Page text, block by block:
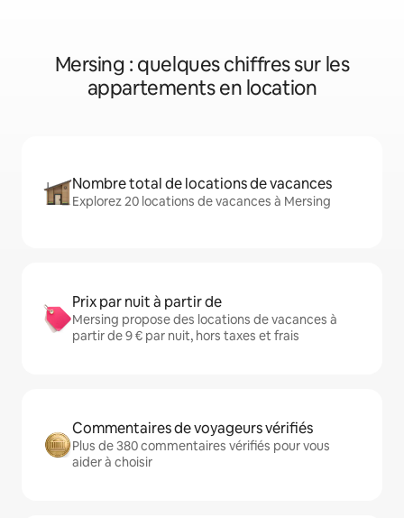
Mersing : quelques chiffres sur les
appartements en location
Nombre total de locations de vacances
Explorez 20 locations de vacances à Mersing
Prix par nuit à partir de
Mersing propose des locations de vacances à
partir de 9 € par nuit, hors taxes et frais
Commentaires de voyageurs vérifiés
Plus de 380 commentaires vérifiés pour vous
aider à choisir